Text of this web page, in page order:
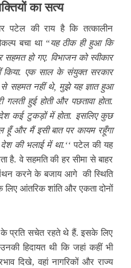
का सत्य
पटेल की राय है कि तत्कालीन
बचा था “यह ठीक ही हुआ कि
सहमत हो गए. विभाजन को स्वीकार
किया. एक साल के संयुक्त सरकार
सहमत नहीं थे, मुझे यह ज्ञात हुआ
हुई होती और पछतावा होता.
कई टुकड़ों में होता. इसलिए कुछ
हूँ और मैं इसी बात पर कायम रहूँगा
की भलाई में था.‘‘ पटेल की यह
है. वे सहमति की हर सीमा से बाहर
करने के बजाय आगे की स्थिति
आंतरिक शांति और एकता दोनों
के प्रति सचेत रहते थे हैं. इसके लिए
हिदायत थी कि जहां कहीं भी
दिखे, वहां नागरिकों और राज्य